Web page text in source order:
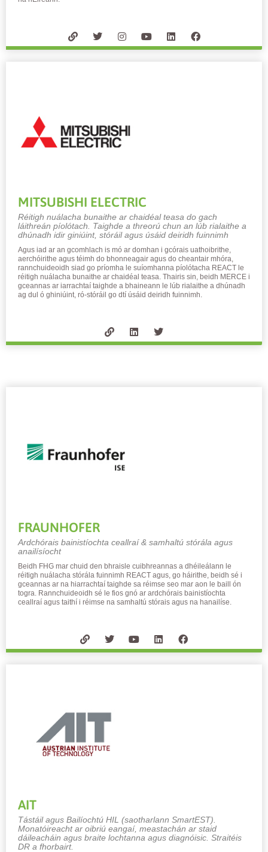
MITSUBISHI ELECTRIC
Réitigh nuálacha bunaithe ar chaidéal teasa do gach
láithreán píolótach. Taighde a threorú chun an lúb rialaithe a
dhúnadh idir giniúint, stóráil agus úsáid deiridh fuinnimh
Agus iad ar an gcomhlach is mó ar domhan i gcórais uathoibrithe,
aerchóirithe agus téimh do bhonneagair agus do cheantair mhóra,
rannchuideoidh siad go príomha le suíomhanna píolótacha REACT le
réitigh nuálacha bunaithe ar chaidéal teasa. Thairis sin, beidh MERCE i
gceannas ar iarrachtaí taighde a bhaineann le lúb rialaithe a dhúnadh
ag dul ó ghiniúint, ró-stóráil go dtí úsáid deiridh fuinnimh.
FRAUNHOFER
Ardchórais bainistíochta ceallraí & samhaltú stórála agus
anailísíocht​
Beidh FHG mar chuid den bhraisle cuibhreannas a dhéileálann le
réitigh nuálacha stórála fuinnimh REACT agus, go háirithe, beidh sé i
gceannas ar na hiarrachtaí taighde sa réimse seo mar aon le baill ón
togra. Rannchuideoidh sé le fios gnó ar ardchórais bainistíochta
ceallraí agus taithí i réimse na samhaltú stórais agus na hanailíse.
AIT
Tástáil agus Bailíochtú HIL (saotharlann SmartEST).
Monatóireacht ar oibriú eangaí, meastachán ar staid
dáileacháin agus braite lochtanna agus diagnóisic. Straitéis
DR a fhorbairt.